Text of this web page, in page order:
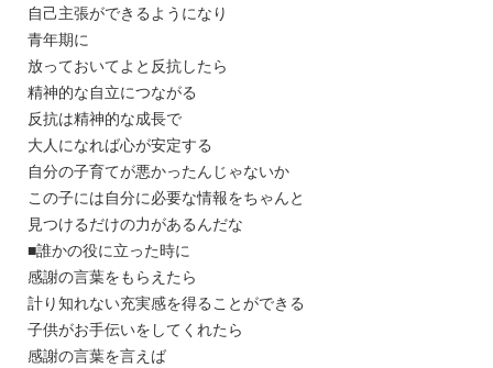
自己主張ができるようになり
青年期に
放っておいてよと反抗したら
精神的な自立につながる
反抗は精神的な成長で
大人になれば心が安定する
自分の子育てが悪かったんじゃないか
この子には自分に必要な情報をちゃんと
見つけるだけの力があるんだな
■誰かの役に立った時に
感謝の言葉をもらえたら
計り知れない充実感を得ることができる
子供がお手伝いをしてくれたら
感謝の言葉を言えば